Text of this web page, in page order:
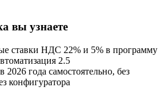
вы узнаете
ставки НДС 22% и 5% в программу
2.5
2026 года самостоятельно, без
конфигуратора